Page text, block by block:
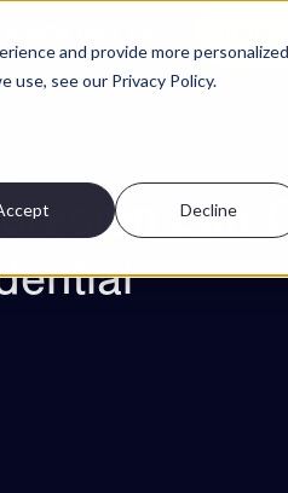
and provide more personalized
see our Privacy Policy.
Decline
con